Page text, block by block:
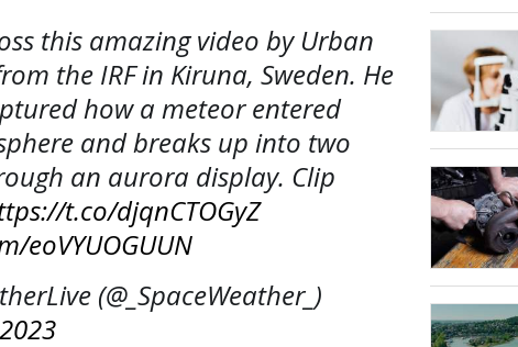
this amazing video by Urban
the IRF in Kiruna, Sweden. He
how a meteor entered
and breaks up into two
an aurora display. Clip
t.co/djqnCTOGyZ
eoVYUOGUUN
(@_SpaceWeather_)